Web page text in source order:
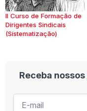
II Curso de Formação de
Dirigentes Sindicais
(Sistematização)
Receba nossos
E-
mail